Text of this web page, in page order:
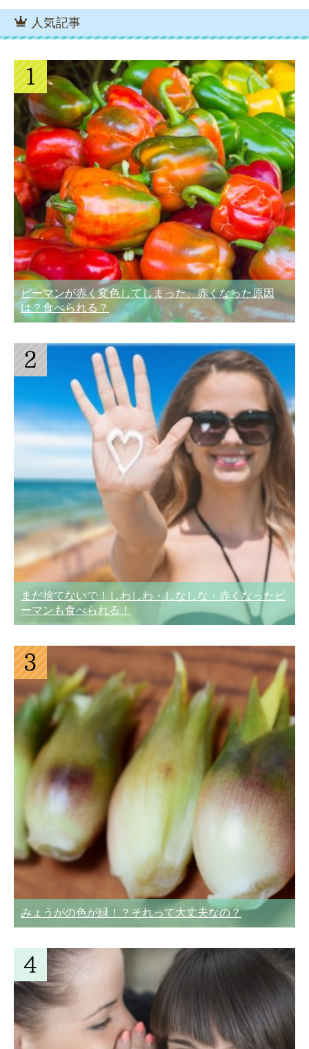
人気記事
ピーマンが赤く変色してしまった、赤くなった原因
は？食べられる？
まだ捨てないで！しわしわ・しなしな・赤くなったピ
ーマンも食べられる！
みょうがの色が緑！？それって大丈夫なの？